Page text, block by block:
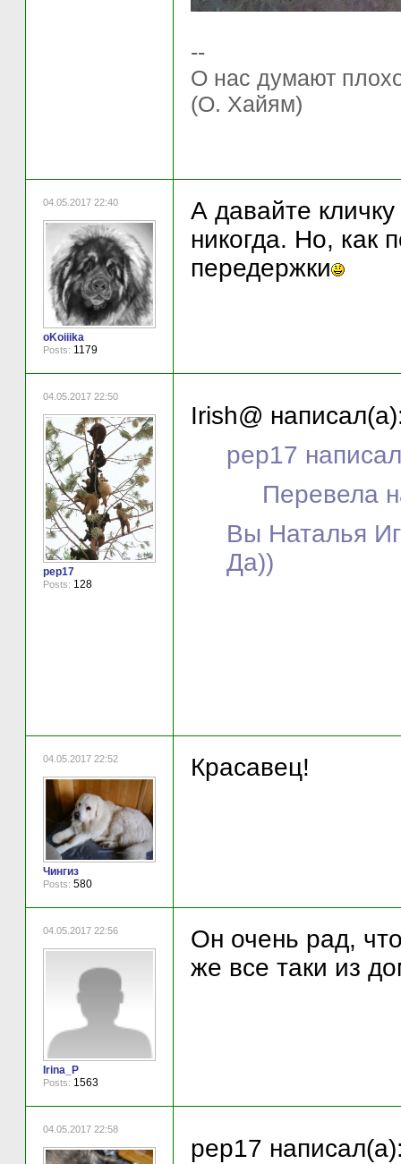
--
О нас думают
(О. Хайям)
04.05.2017 22:40
oKoiiika
Posts: 1179
А давайте
никогда. Но, как
передержки
04.05.2017 22:50
pep17
Posts: 128
Irish@
pep17
Перевела
Вы Наталья
Да))
04.05.2017 22:52
Чингиз
Posts: 580
Красавец!
04.05.2017 22:56
Irina_P
Posts: 1563
Он очень рад,
же все таки из
04.05.2017 22:58
pep17